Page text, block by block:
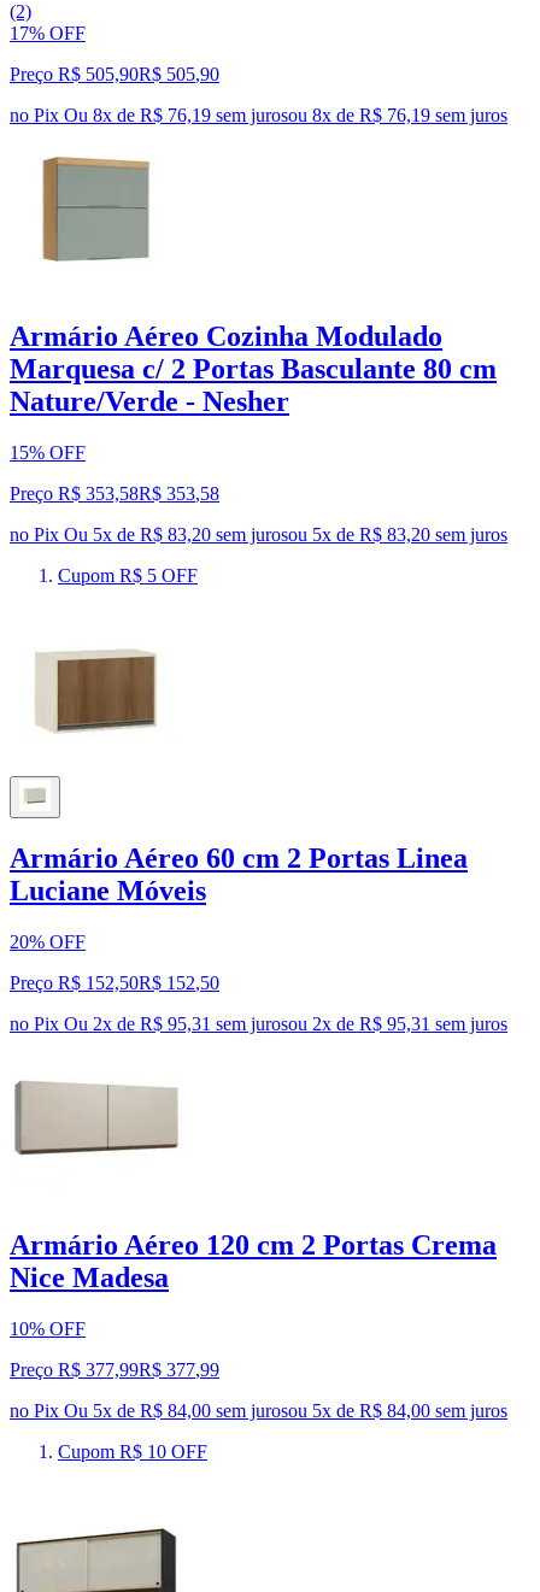
(2)
17% OFF
Preço R$ 505,90R$ 505,90
no Pix Ou 8x de R$ 76,19 sem jurosou 8x de R$ 76,19 sem juros
Armário Aéreo Cozinha Modulado
Marquesa c/ 2 Portas Basculante 80 cm
Nature/Verde - Nesher
15% OFF
Preço R$ 353,58R$ 353,58
no Pix Ou 5x de R$ 83,20 sem jurosou 5x de R$ 83,20 sem juros
Cupom R$ 5 OFF
Armário Aéreo 60 cm 2 Portas Linea
Luciane Móveis
20% OFF
Preço R$ 152,50R$ 152,50
no Pix Ou 2x de R$ 95,31 sem jurosou 2x de R$ 95,31 sem juros
Armário Aéreo 120 cm 2 Portas Crema
Nice Madesa
10% OFF
Preço R$ 377,99R$ 377,99
no Pix Ou 5x de R$ 84,00 sem jurosou 5x de R$ 84,00 sem juros
Cupom R$ 10 OFF